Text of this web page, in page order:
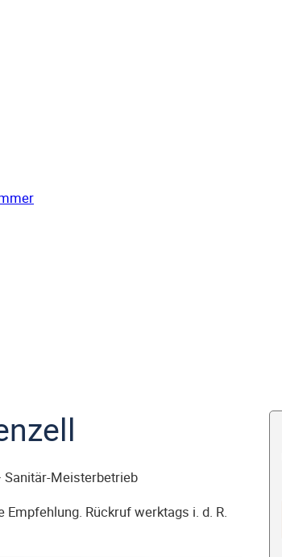
Sanitär-Meisterbetrieb
Rückruf werktags i. d. R.